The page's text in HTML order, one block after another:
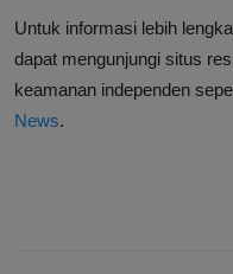
Untuk informasi lebih
dapat mengunjungi situs
keamanan independen
News.